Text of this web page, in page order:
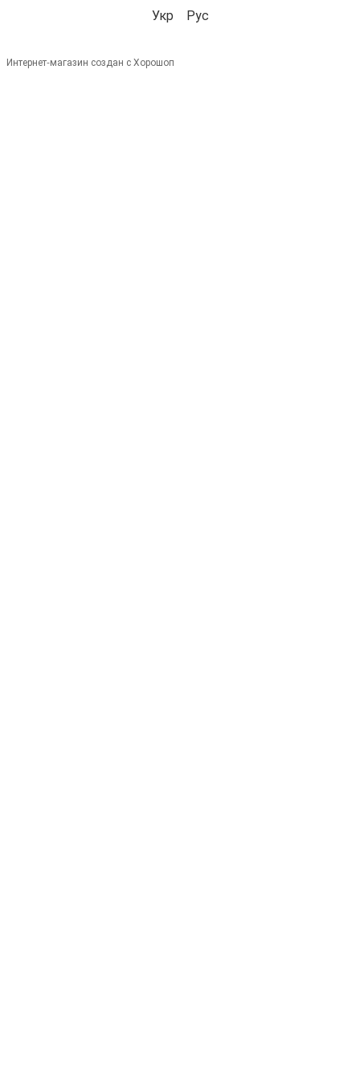
Укр Рус
Интернет-магазин создан с Хорошоп